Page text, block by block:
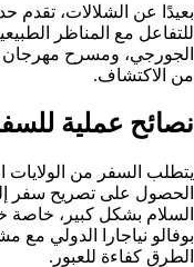
بعيدًا عن الشلالات، تقدم
للتفاعل مع المناظر
الجورجي، ومسرح مهرجان
من الاكتشاف.
نصائح عملية
يتطلب السفر من
السلام بشكل كبير، خاصة
بوفالو نياجارا الدولي
الطرق كفاءة للعبور.